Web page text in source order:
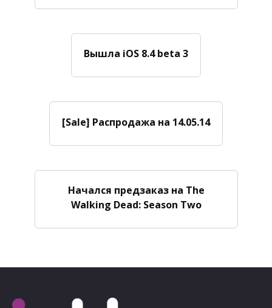
Вышла iOS 8.4 beta 3
[Sale] Распродажа на 14.05.14
Начался предзаказ на The
Walking Dead: Season Two